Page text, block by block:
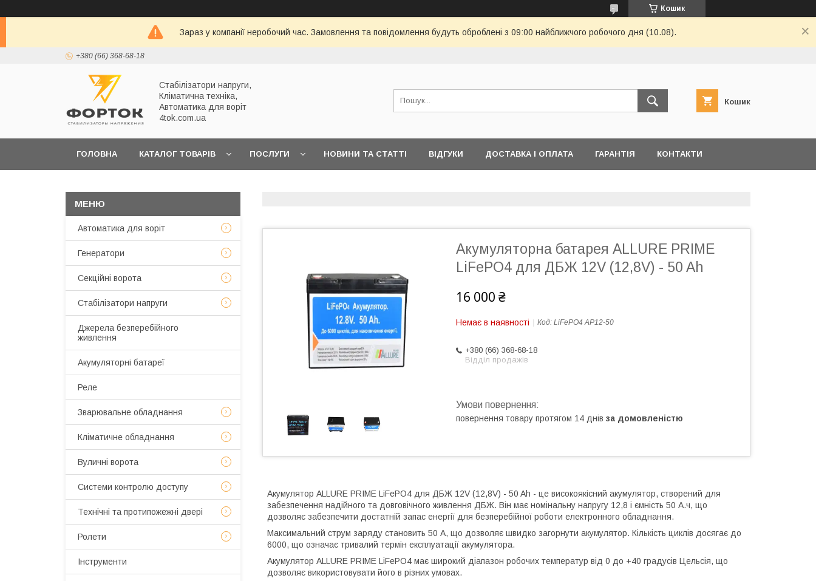
Кошик
Зараз у компанії неробочий час. Замовлення та повідомлення будуть оброблені з 09:00 найближчого робочого дня (10.08).
+380 (66) 368-68-18
Стабілізатори напруги,
Кліматична техніка,
Автоматика для воріт
4tok.com.ua
Кошик
ГОЛОВНА КАТАЛОГ ТОВАРІВ ПОСЛУГИ НОВИНИ ТА СТАТТІ ВІДГУКИ ДОСТАВКА І ОПЛАТА ГАРАНТІЯ КОНТАКТИ
Акумуляторна батарея ALLURE PRIME
LiFePO4 для ДБЖ 12V (12,8V) - 50 Ah
16 000 ₴
Немає в наявності Код: LiFePO4 AP12-50
+380 (66) 368-68-18
Відділ продажів
повернення товару протягом 14 днів за домовленістю
Акумулятор ALLURE PRIME LiFePO4 для ДБЖ 12V (12,8V) - 50 Ah - це високоякісний акумулятор, створений для
забезпечення надійного та довговічного живлення ДБЖ. Він має номінальну напругу 12,8 і ємність 50 А.ч, що
дозволяє забезпечити достатній запас енергії для безперебійної роботи електронного обладнання.
Максимальний струм заряду становить 50 А, що дозволяє швидко загорнути акумулятор. Кількість циклів досягає до
6000, що означає тривалий термін експлуатації акумулятора.
Акумулятор ALLURE PRIME LiFePO4 має широкий діапазон робочих температур від 0 до +40 градусів Цельсія, що
дозволяє використовувати його в різних умовах.
Автоматика для воріт
Генератори
Секційні ворота
Стабілізатори напруги
Джерела безперебійного
живлення
Акумуляторні батареї
Реле
Зварювальне обладнання
Кліматичне обладнання
Вуличні ворота
Системи контролю доступу
Технічні та протипожежні двері
Ролети
Інструменти